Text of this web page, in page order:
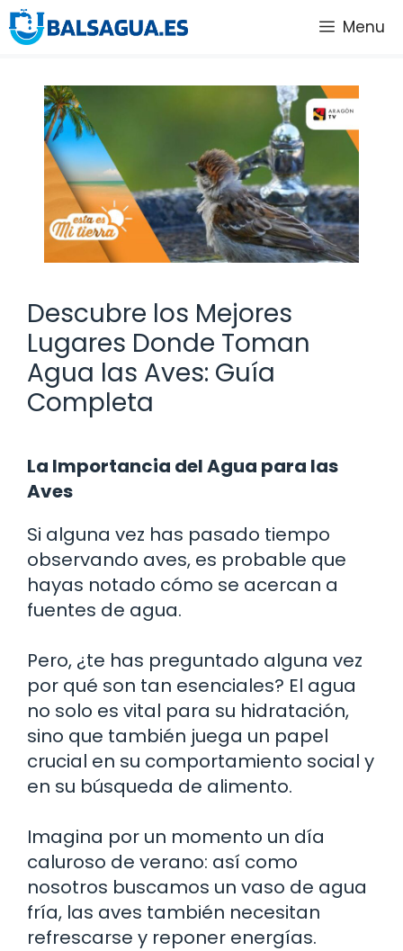
Saltar
al
Menu
Descubre los Mejores
Lugares Donde Toman
Agua las Aves: Guía
Completa
La Importancia del Agua para las
Aves
Si alguna vez has pasado tiempo
observando aves, es probable que
hayas notado cómo se acercan a
fuentes de agua.
Pero, ¿te has preguntado alguna vez
por qué son tan esenciales? El agua
no solo es vital para su hidratación,
sino que también juega un papel
crucial en su comportamiento social y
en su búsqueda de alimento.
Imagina por un momento un día
caluroso de verano: así como
nosotros buscamos un vaso de agua
fría, las aves también necesitan
refrescarse y reponer energías.